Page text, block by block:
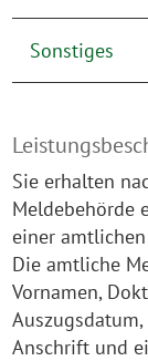
Sonstiges
Sie erhalten
Meldebehörde
einer
Die amtliche
Vornamen,
Anschrift und